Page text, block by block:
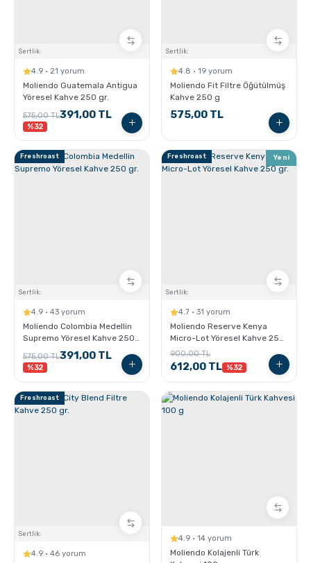
Sertlik:
4.9 · 21 yorum
Moliendo Guatemala Antigua
Yöresel Kahve 250 gr.
575,00 TL391,00 TL
%32
Sertlik:
4.8 · 19 yorum
Moliendo Fit Filtre Öğütülmüş
Kahve 250 g
575,00 TL
Freshroast
Sertlik:
4.9 · 43 yorum
Moliendo Colombia Medellin
Supremo Yöresel Kahve 250
575,00 TL391,00 TL
%32
Freshroast Yeni
Sertlik:
4.7 · 31 yorum
Moliendo Reserve Kenya
Micro-Lot Yöresel Kahve 250
gr.
900,00 TL
612,00 TL %32
Freshroast
Sertlik:
4.9 · 46 yorum
4.9 · 14 yorum
Moliendo Kolajenli Türk